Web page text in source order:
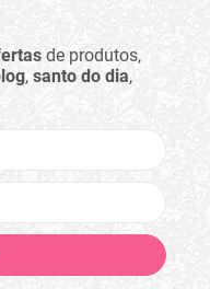
de produtos,
, santo do dia,